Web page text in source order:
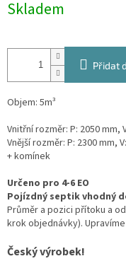
cena:
Skladem
Přidat
Objem: 5m³
Vnitřní rozměr: P: 2050 mm,
Vnější rozměr: P: 2300 mm,
+ komínek
Určeno pro 4-6 EO
Pojízdný septik vhodný
Průměr a pozici přítoku a
krok objednávky).
Český výrobek!